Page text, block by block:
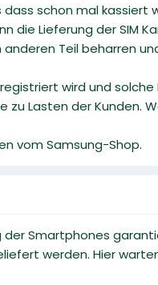
schon mal
die Lieferung der SIM
Teil beharren
wird und
Lasten der Kunden.
vom Samsung-Shop.
Smartphones
werden. Hier